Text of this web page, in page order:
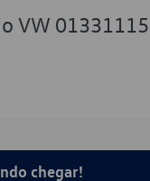
VW
chegar!